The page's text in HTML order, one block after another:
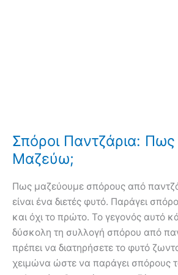
Σπόροι Παντζάρια: Πως
Μαζεύω;
Πως μαζεύουμε σπόρους από
είναι ένα διετές φυτό. Παράγει
και όχι το πρώτο. Το γεγονός αυτό
δύσκολη τη συλλογή σπόρου από
πρέπει να διατηρήσετε το φυτό
χειμώνα ώστε να παράγει σπόρους